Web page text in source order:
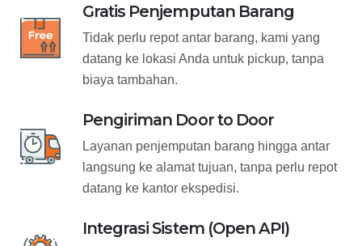
Gratis Penjemputan Barang
Tidak perlu repot antar barang, kami yang
datang ke lokasi Anda untuk pickup, tanpa
biaya tambahan.
Pengiriman Door to Door
Layanan penjemputan barang hingga antar
langsung ke alamat tujuan, tanpa perlu repot
datang ke kantor ekspedisi.
Integrasi Sistem (Open API)